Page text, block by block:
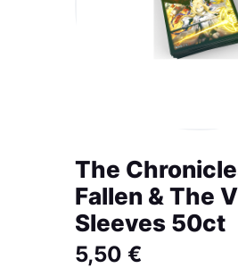
The
Fallen & The
Sleeves 50ct
5,50 €